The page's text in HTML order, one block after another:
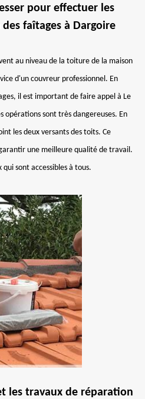
pour effectuer les
faîtages à Dargoire
au niveau de la toiture de la maison
d'un couvreur professionnel. En
il est important de faire appel à Le
opérations sont très dangereuses. En
les deux versants des toits. Ce
une meilleure qualité de travail.
sont accessibles à tous.
les travaux de réparation